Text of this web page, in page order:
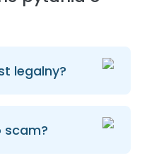
legalny?
scam?